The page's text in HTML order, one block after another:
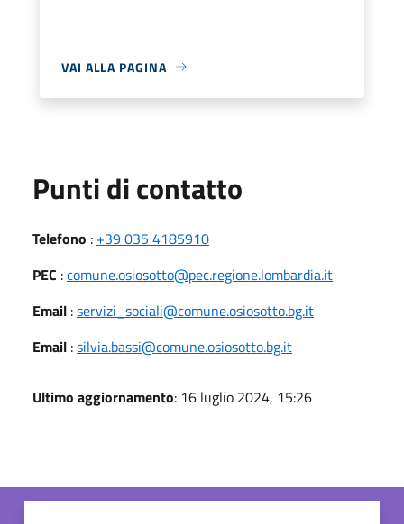
VAI ALLA PAGINA
Punti di contatto
Telefono : +39 035 4185910
PEC :comune.osiosotto@pec.regione.lombardia.it
Email :servizi_sociali@comune.osiosotto.bg.it
Email :silvia.bassi@comune.osiosotto.bg.it
Ultimo aggiornamento: 16 luglio 2024, 15:26